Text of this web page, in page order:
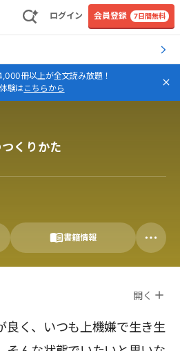
ログイン 会員登録 7日間無料
冊以上が全文読み放題！
験はこちらから
くりかた
書籍情報
開く
良く、いつも上機嫌で生き生